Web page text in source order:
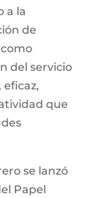
a la
de
del servicio
que
se lanzó
Papel